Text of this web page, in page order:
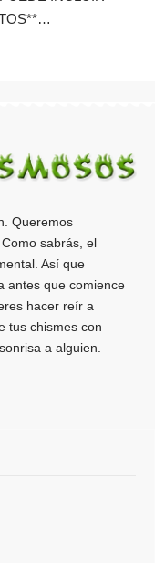
Queremos
sabrás, el
Así que
antes que comience
hacer reír a
tus chismes con
a alguien.